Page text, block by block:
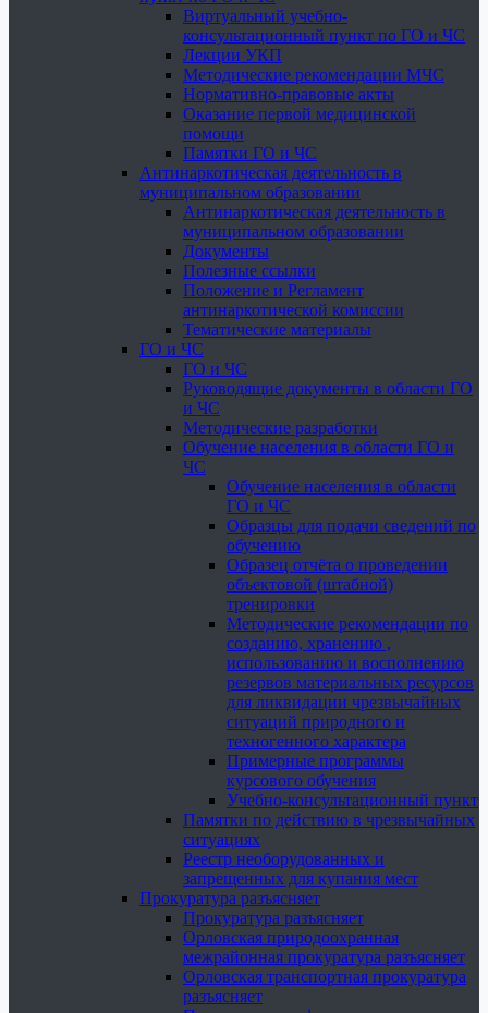
Виртуальный учебно-
консультационный пункт по ГО и ЧС
Лекции УКП
Методические рекомендации МЧС
Нормативно-правовые акты
Оказание первой медицинской
помощи
Памятки ГО и ЧС
Антинаркотическая деятельность в
муниципальном образовании
Антинаркотическая деятельность в
муниципальном образовании
Документы
Полезные ссылки
Положение и Регламент
антинаркотической комиссии
Тематические материалы
ГО и ЧС
ГО и ЧС
Руководящие документы в области ГО
и ЧС
Методические разработки
Обучение населения в области ГО и
ЧС
Обучение населения в области
ГО и ЧС
Образцы для подачи сведений по
обучению
Образец отчёта о проведении
объектовой (штабной)
тренировки
Методические рекомендации по
созданию, хранению ,
использованию и восполнению
резервов материальных ресурсов
для ликвидации чрезвычайных
ситуаций природного и
техногенного характера
Примерные программы
курсового обучения
Учебно-консультационный пункт
Памятки по действию в чрезвычайных
ситуациях
Реестр необорудованных и
запрещенных для купания мест
Прокуратура разъясняет
Прокуратура разъясняет
Орловская природоохранная
межрайонная прокуратура разъясняет
Орловская транспортная прокуратура
разъясняет